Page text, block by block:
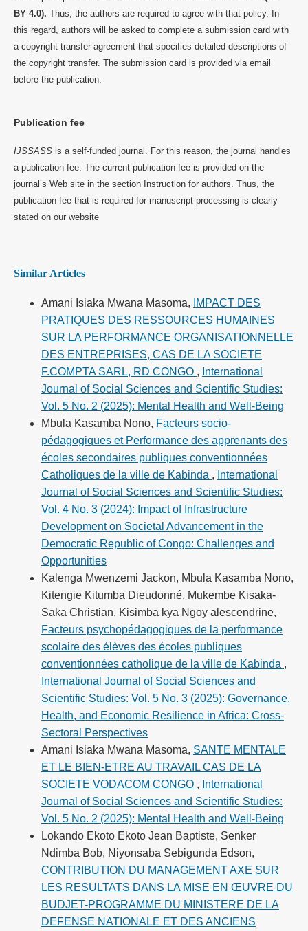
BY 4.0). Thus, the authors are required to agree with that policy. In
this regard, authors will be asked to complete a submission card with
a copyright transfer agreement that specifies detailed descriptions of
the copyright transfer. The submission card is provided via email
before the publication.
Publication fee
IJSSASSis a self-funded journal. For this reason, the journal handles
a publication fee. The current publication fee is provided on the
journal’s Web site in the section Instruction for authors. Thus, the
publication fee that is required for manuscript processing is clearly
stated on our website
Similar Articles
Amani Isiaka Mwana Masoma,
IMPACT DES
PRATIQUES DES RESSOURCES HUMAINES
SUR LA PERFORMANCE ORGANISATIONNELLE
DES ENTREPRISES, CAS DE LA SOCIETE
F.COMPTA SARL, RD CONGO , International
Journal of Social Sciences and Scientific Studies:
Vol. 5 No. 2 (2025): Mental Health and Well-Being
Mbula Kasamba Nono, Facteurs socio-
pédagogiques et Performance des apprenants des
écoles secondaires publiques conventionnées
Catholiques de la ville de Kabinda , International
Journal of Social Sciences and Scientific Studies:
Vol. 4 No. 3 (2024): Impact of Infrastructure
Development on Societal Advancement in the
Democratic Republic of Congo: Challenges and
Opportunities
Kalenga Mwenzemi Jackon, Mbula Kasamba Nono,
Kitengie Kitumba Dieudonné, Mukembe Kisaka-
Saka Christian, Kisimba kya Ngoy alescendrine,
Facteurs psychopédagogiques de la performance
scolaire des élèves des écoles publiques
conventionnées catholique de la ville de Kabinda ,
International Journal of Social Sciences and
Scientific Studies: Vol. 5 No. 3 (2025): Governance,
Health, and Economic Resilience in Africa: Cross-
Sectoral Perspectives
Amani Isiaka Mwana Masoma, SANTE MENTALE
ET LE BIEN-ETRE AU TRAVAIL CAS DE LA
SOCIETE VODACOM CONGO , International
Journal of Social Sciences and Scientific Studies:
Vol. 5 No. 2 (2025): Mental Health and Well-Being
Lokando Ekoto Ekoto Jean Baptiste, Senker
Ndimba Bob, Niyonsaba Sebigunda Edson,
CONTRIBUTION DU MANAGEMENT AXE SUR
LES RESULTATS DANS LA MISE EN ŒUVRE DU
BUDJET-PROGRAMME DU MINISTERE DE LA
DEFENSE NATIONALE ET DES ANCIENS